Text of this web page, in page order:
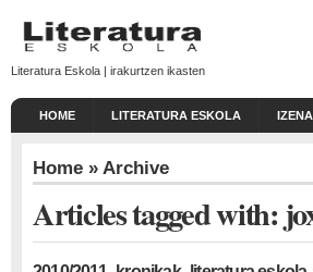
Literatura Eskola | irakurtzen ikasten
HOME LITERATURA ESKOLA
Home » Archive
Articles tagged with: